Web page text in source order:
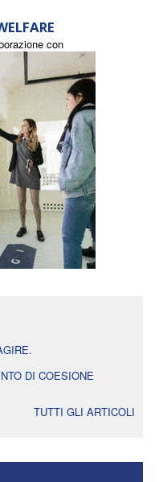
con
DI COESIONE
TUTTI GLI ARTICOLI